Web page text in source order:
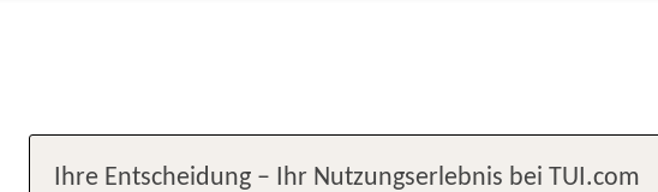
Ihre Entscheidung – Ihr Nutzungserlebnis bei TUI.com